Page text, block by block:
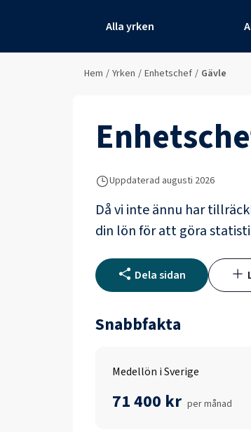
Alla yrken
Hem / Yrken / Enhetschef / Gävle
Uppdaterad augusti 2026
Då vi inte ännu har
din lön för att göra
Dela sidan
Snabbfakta
Medellön i Sverige
71 400 kr per månad